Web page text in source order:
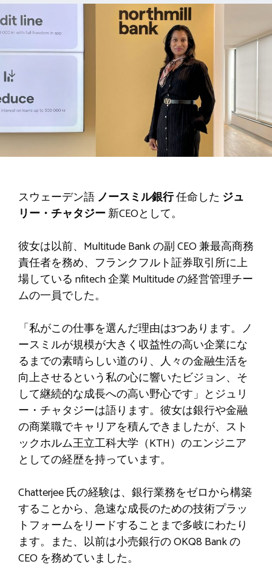
スウェーデン語 ノースミル銀行任命した ジュ
リー・チャタジー新CEOとして。
彼女は以前、Multitude Bank の副 CEO 兼最高商務
責任者を務め、フランクフルト証券取引所に上
場している nfitech 企業 Multitude の経営管理チー
ムの一員でした。
「私がこの仕事を選んだ理由は3つあります。ノ
ースミルが規模が大きく収益性の高い企業にな
るまでの素晴らしい道のり、人々の金融生活を
向上させるという私の心に響いたビジョン、そ
して継続的な成長への高い野心です」とジュリ
ー・チャタジーは語ります。彼女は銀行や金融
の商業職でキャリアを積んできましたが、スト
ックホルム王立工科大学（KTH）のエンジニア
としての経歴を持っています。
Chatterjee 氏の経験は、銀行業務をゼロから構築
することから、急速な成長のための技術プラッ
トフォームをリードすることまで多岐にわたり
ます。また、以前は小売銀行の OKQ8 Bank の
CEO を務めていました。